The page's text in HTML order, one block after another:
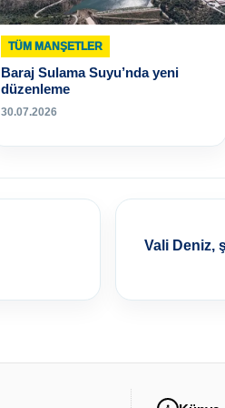
TÜM MANŞETLER
Baraj Sulama Suyu’nda yeni
düzenleme
30.07.2026
Vali Deniz,